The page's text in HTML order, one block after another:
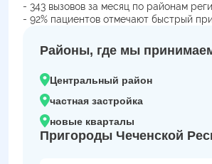
- 343 вызовов за месяц по районам
- 92% пациентов отмечают быстрый
Районы, где мы
Центральный район
частная застройка
новые кварталы
Пригороды Чеченской